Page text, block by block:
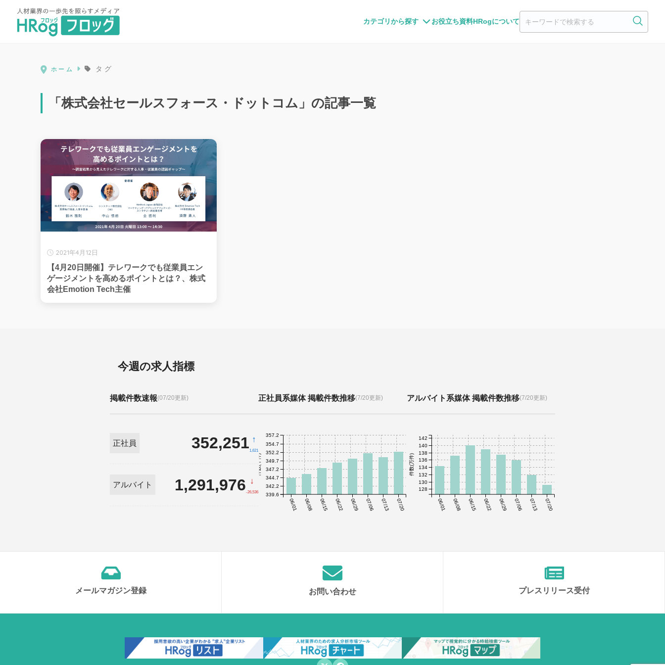
カテゴリから探す お役立ち資料HRogについて
HRog | 人材業界の一歩先を照らすメディア
ホーム タグ
「株式会社セールスフォース・ドットコム」の記事一覧
2021年4月12日
【4月20日開催】テレワークでも従業員エン
ゲージメントを高めるポイントとは？、株式
会社Emotion Tech主催
今週の求人指標
掲載件数速報(07/20更新)
正社員 352,251 ↑
1,621
アルバイト 1,291,976 ↓
-26,536
正社員系媒体 掲載件数推移(7/20更新)
06/01 06/08 06/15 06/22 06/29 07/06 07/13 07/20
件数(千件)
339.6
342.2
344.7
347.2
349.7
352.2
354.7
357.2
アルバイト系媒体 掲載件数推移(7/20更新)
06/01 06/08 06/15 06/22 06/29 07/06 07/13 07/20
件数(万件)
128
130
132
134
136
138
140
142
メールマガジン登録 お問い合わせ プレスリリース受付